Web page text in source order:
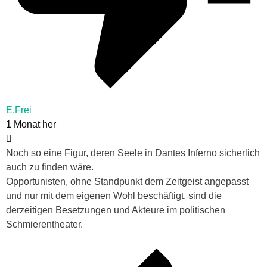
E.Frei
1 Monat her
Noch so eine Figur, deren Seele in Dantes Inferno sicherlich
auch zu finden wäre.
Opportunisten, ohne Standpunkt dem Zeitgeist angepasst
und nur mit dem eigenen Wohl beschäftigt, sind die
derzeitigen Besetzungen und Akteure im politischen
Schmierentheater.